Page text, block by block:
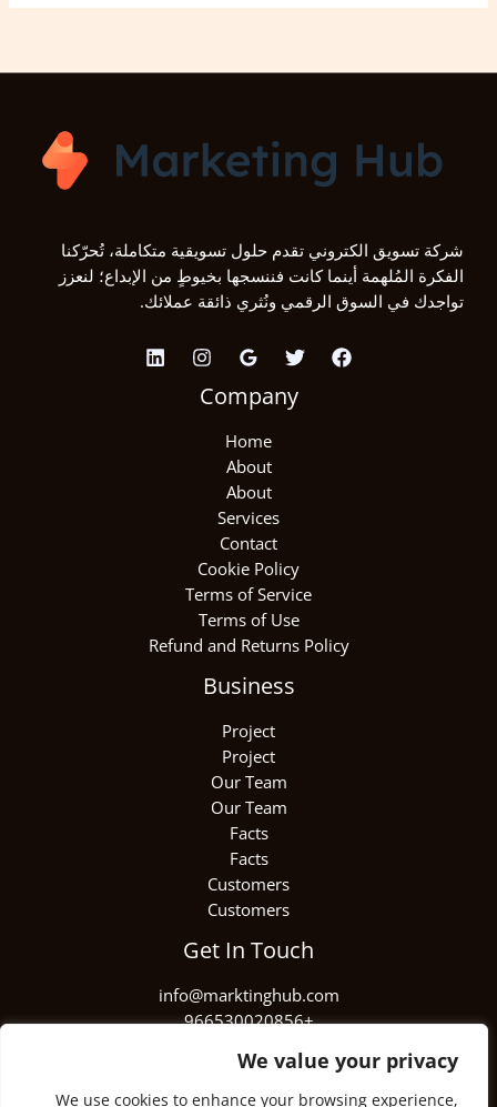
We value your privacy
We use cookies to enhance your browsing experience,
شركة تسويق الكتروني تقدم حلول تسويقية متكاملة، تُحرّكنا
الفكرة المُلهمة أينما كانت فننسجها بخيوطٍ من الإبداع؛ لنعزز
تواجدك في السوق الرقمي ونُثري ذائقة عملائك.
Company
Home
About
About
Services
Contact
Cookie Policy
Terms of Service
Terms of Use
Refund and Returns Policy
Business
Project
Project
Our Team
Our Team
Facts
Facts
Customers
Customers
Get In Touch
info@marktinghub.com​
+966530020856